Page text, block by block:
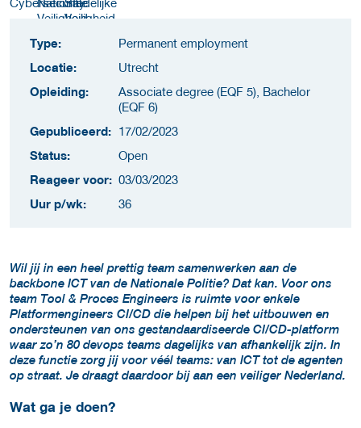
Type:
Permanent employment
Locatie:
Utrecht
Opleiding:
Associate degree (EQF 5), Bachelor
(EQF 6)
Gepubliceerd: 17/02/2023
Status:
Open
Reageer voor: 03/03/2023
Uur p/wk:
36
Wil jij in een heel prettig team samenwerken aan de
backbone ICT van de Nationale Politie? Dat kan. Voor ons
team Tool & Proces Engineers is ruimte voor enkele
Platformengineers CI/CD die helpen bij het uitbouwen en
ondersteunen van ons gestandaardiseerde CI/CD-platform
waar zo’n 80 devops teams dagelijks van afhankelijk zijn. In
deze functie zorg jij voor véél teams: van ICT tot de agenten
op straat. Je draagt daardoor bij aan een veiliger Nederland.
Wat ga je doen?